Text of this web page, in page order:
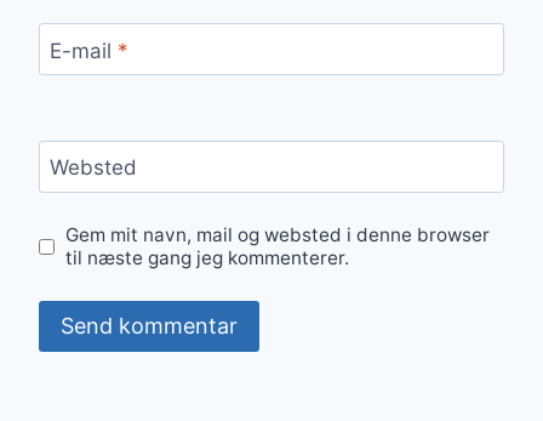
E-mail *
Websted
Gem mit navn, mail og websted i denne browser
til næste gang jeg kommenterer.